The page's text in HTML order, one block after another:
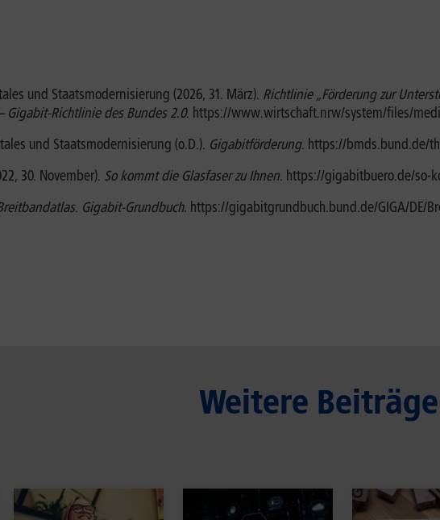
und Staatsmodernisierung (2026, 31. März). Richtlinie „Förderung zur
Gigabit-Richtlinie des Bundes 2.0. https://www.wirtschaft.nrw/system/files/
und Staatsmodernisierung (o.D.). Gigabitförderung. https://bmds.bund.de/
30. November). So kommt die Glasfaser zu Ihnen. https://gigabitbuero.de/so-
. Gigabit-Grundbuch. https://gigabitgrundbuch.bund.de/GIGA/DE/
Weitere Beiträge